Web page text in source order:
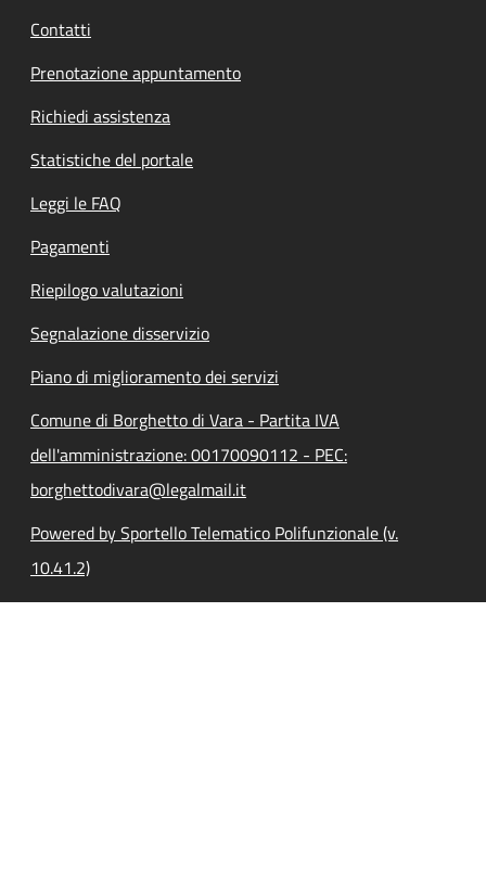
Contatti
Prenotazione appuntamento
Richiedi assistenza
Statistiche del portale
Leggi le FAQ
Pagamenti
Riepilogo valutazioni
Segnalazione disservizio
Piano di miglioramento dei servizi
Comune di Borghetto di Vara - Partita IVA
dell'amministrazione: 00170090112 - PEC:
borghettodivara@legalmail.it
Powered by Sportello Telematico Polifunzionale (v.
10.41.2)